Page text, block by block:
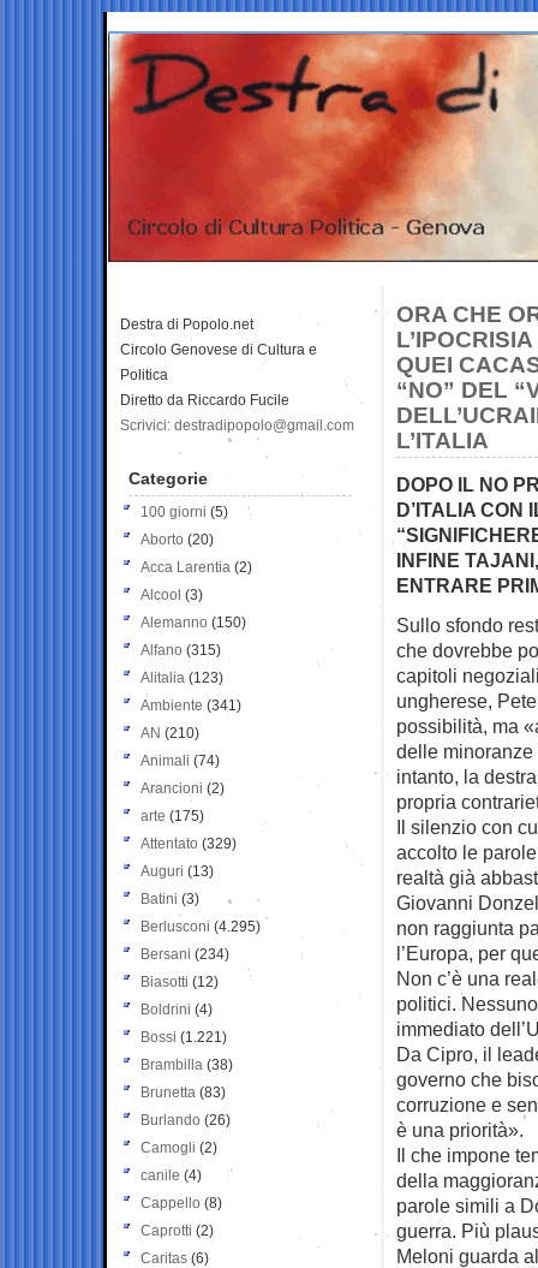
ORA CHE
QUEI
“NO” DEL
L’ITALIA
DOPO IL NO
D’ITALIA CON
INFINE
ENTRARE
Sullo sfondo
che dovrebbe
capitoli
ungherese,
possibilità, ma
delle
intanto, la
propria
Il silenzio con
accolto le
realtà già
Giovanni
non raggiunta
l’Europa, per
Non c’è una
politici.
immediato
Da Cipro, il
governo che
corruzione e
è una priorità».
Il che impone
della
parole simili a
guerra. Più
Meloni guarda
Destra di Popolo.net
Circolo Genovese di Cultura e
Politica
Diretto da Riccardo Fucile
Scrivici: destradipopolo@gmail.com
Categorie
100 giorni (5)
Aborto (20)
Acca Larentia (2)
Alcool (3)
Alemanno (150)
Alfano (315)
Alitalia (123)
Ambiente (341)
AN (210)
Animali (74)
Arancioni (2)
arte (175)
Attentato (329)
Auguri (13)
Batini (3)
Berlusconi (4.295)
Bersani (234)
Biasotti (12)
Boldrini (4)
Bossi (1.221)
Brambilla (38)
Brunetta (83)
Burlando (26)
Camogli (2)
canile (4)
Cappello (8)
Caprotti (2)
Caritas (6)